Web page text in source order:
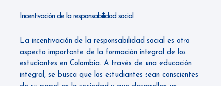
Incentivación de la responsabilidad social
La incentivación de la responsabilidad social es otro
aspecto importante de la formación integral de los
estudiantes en Colombia. A través de una educación
integral, se busca que los estudiantes sean conscientes